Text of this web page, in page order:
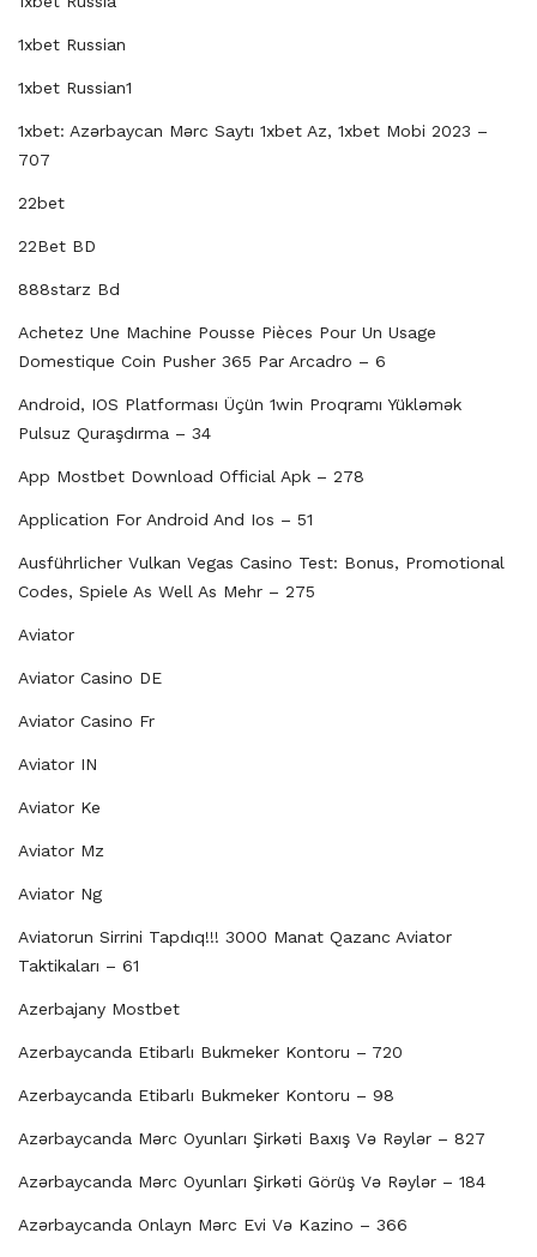
1xbet Russian
1xbet Russian1
1xbet: Azərbaycan Mərc Saytı 1xbet Az, 1xbet Mobi 2023 –
707
22bet
22Bet BD
888starz Bd
Achetez Une Machine Pousse Pièces Pour Un Usage
Domestique Coin Pusher 365 Par Arcadro – 6
Android, IOS Platforması Üçün 1win Proqramı Yükləmək
Pulsuz Quraşdırma – 34
App Mostbet Download Official Apk – 278
Application For Android And Ios – 51
Ausführlicher Vulkan Vegas Casino Test: Bonus, Promotional
Codes, Spiele As Well As Mehr – 275
Aviator
Aviator Casino DE
Aviator Casino Fr
Aviator IN
Aviator Ke
Aviator Mz
Aviator Ng
Aviatorun Sirrini Tapdıq!!! 3000 Manat Qazanc Aviator
Taktikaları – 61
Azerbajany Mostbet
Azerbaycanda Etibarlı Bukmeker Kontoru – 720
Azerbaycanda Etibarlı Bukmeker Kontoru – 98
Azərbaycanda Mərc Oyunları Şirkəti Baxış Və Rəylər – 827
Azərbaycanda Mərc Oyunları Şirkəti Görüş Və Rəylər – 184
Azərbaycanda Onlayn Mərc Evi Və Kazino – 366